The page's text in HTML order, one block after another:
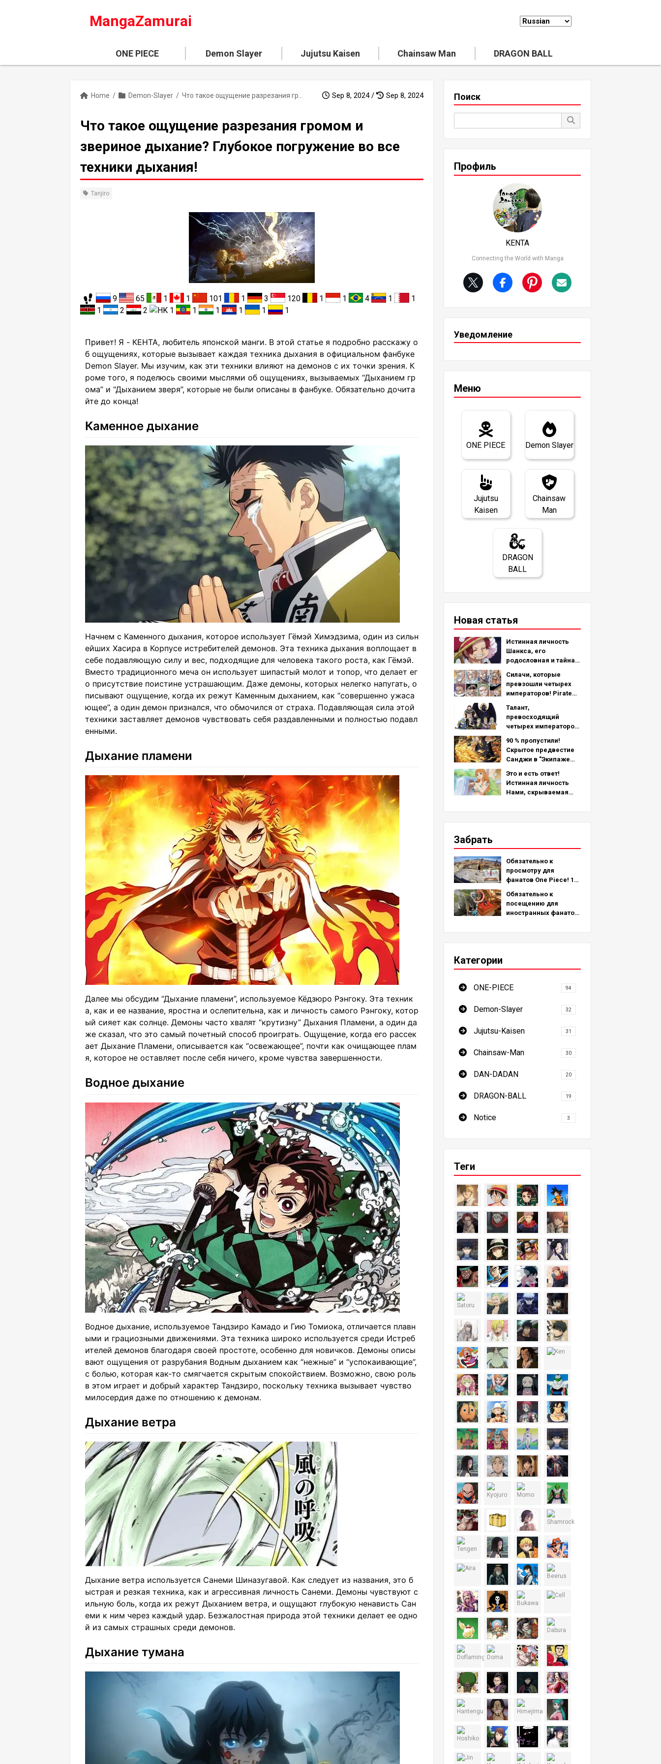
MangaZamurai
ONE PIECE Demon Slayer Jujutsu Kaisen Chainsaw Man DRAGON BALL
Home / Demon-Slayer / Sep 8, 2024 / Sep 8, 2024
Что такое ощущение разрезания громом и
звериное дыхание? Глубокое погружение во все
техники дыхания!
Tanjiro
9 65 1 1 101 1 3 120 1 1 4 1
1
1
2 2 1 1 1 1 1 1
Привет! Я - КЕНТА, любитель японской манги. В этой статье я подробно расскажу о
б ощущениях, которые вызывает каждая техника дыхания в официальном фанбуке
Demon Slayer. Мы изучим, как эти техники влияют на демонов с их точки зрения. К
роме того, я поделюсь своими мыслями об ощущениях, вызываемых “Дыханием гр
ома” и “Дыханием зверя”, которые не были описаны в фанбуке. Обязательно дочита
йте до конца!
Каменное дыхание
Начнем с Каменного дыхания, которое использует Гёмэй Химэдзима, один из сильн
ейших Хасира в Корпусе истребителей демонов. Эта техника дыхания воплощает в
себе подавляющую силу и вес, подходящие для человека такого роста, как Гёмэй.
Вместо традиционного меча он использует шипастый молот и топор, что делает ег
о присутствие поистине устрашающим. Даже демоны, которых нелегко напугать, о
писывают ощущение, когда их режут Каменным дыханием, как “совершенно ужаса
ющее”, а один демон признался, что обмочился от страха. Подавляющая сила этой
техники заставляет демонов чувствовать себя раздавленными и полностью подавл
енными.
Дыхание пламени
Далее мы обсудим “Дыхание пламени”, используемое Кёдзюро Рэнгоку. Эта техник
а, как и ее название, яростна и ослепительна, как и личность самого Рэнгоку, котор
ый сияет как солнце. Демоны часто хвалят “крутизну” Дыхания Пламени, а один да
же сказал, что это самый почетный способ проиграть. Ощущение, когда его рассек
ает Дыхание Пламени, описывается как “освежающее”, почти как очищающее плам
я, которое не оставляет после себя ничего, кроме чувства завершенности.
Водное дыхание
Водное дыхание, используемое Тандзиро Камадо и Гию Томиока, отличается плавн
ыми и грациозными движениями. Эта техника широко используется среди Истреб
ителей демонов благодаря своей простоте, особенно для новичков. Демоны описы
вают ощущения от разрубания Водным дыханием как “нежные” и “успокаивающие”,
с болью, которая как-то смягчается скрытым спокойствием. Возможно, свою роль
в этом играет и добрый характер Тандзиро, поскольку техника вызывает чувство
милосердия даже по отношению к демонам.
Дыхание ветра
Дыхание ветра используется Санеми Шиназугавой. Как следует из названия, это б
ыстрая и резкая техника, как и агрессивная личность Санеми. Демоны чувствуют с
ильную боль, когда их режут Дыханием ветра, и ощущают глубокую ненависть Сан
еми к ним через каждый удар. Безжалостная природа этой техники делает ее одно
й из самых страшных среди демонов.
Дыхание тумана
Поиск
Профиль
KENTA
Connecting the World with Manga
Уведомление
Меню
ONE PIECE Demon Slayer
Jujutsu
Kaisen
Chainsaw
Man
DRAGON
BALL
Новая статья
Истинная личность
Шанкса, его
родословная и тайна,
левой рукой -
подробный анализ
последней главы!
Силачи, которые
превзошли четырех
императоров! Pirate
рейтинг ТОП-11 (с 5-го
по 1-е место)
Талант,
превосходящий
четырех императоров!
персонажей
пиратской команды №
2 (с 11-го по 6-е место)
90 % пропустили!
Скрытое предвестие
Санджи в "Экипаже
Это и есть ответ!
Истинная личность
Нами, скрываемая
Забрать
Обязательно к
просмотру для
фанатов One Piece! 10
паломничества,
вдохновленных
реальными местами
Обязательно к
посещению для
иностранных фанатов!
обязательных для
Японии
Категории
ONE-PIECE 94
Demon-Slayer 32
Jujutsu-Kaisen 31
Chainsaw-Man 30
DAN-DADAN 20
DRAGON-BALL 19
Notice 3
Теги